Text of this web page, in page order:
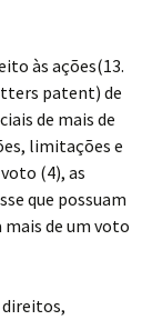
às ações(13.
patent) de
de mais de
limitações e
(4), as
que possuam
de um voto